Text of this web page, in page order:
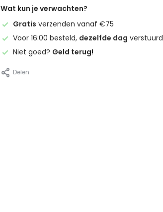
Wat kun je verwachten?
Gratis verzenden vanaf €75
Voor 16:00 besteld, dezelfde dag verstuurd
Niet goed? Geld terug!
Delen